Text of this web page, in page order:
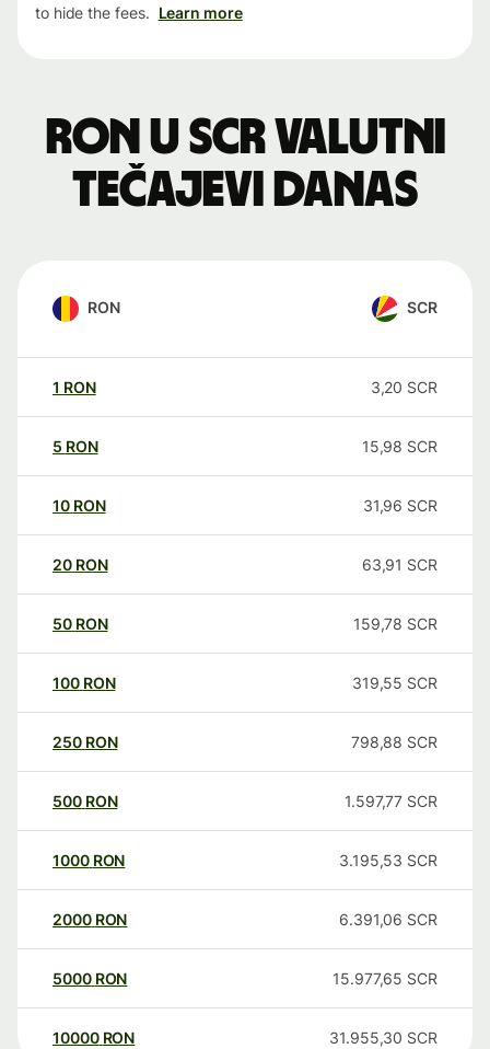
to hide the fees. Learn more
RON u SCR valutni
tečajevi danas
RON SCR
1 RON 3,20 SCR
5 RON 15,98 SCR
10 RON 31,96 SCR
20 RON 63,91 SCR
50 RON 159,78 SCR
100 RON 319,55 SCR
250 RON 798,88 SCR
500 RON 1.597,77 SCR
1000 RON 3.195,53 SCR
2000 RON 6.391,06 SCR
5000 RON 15.977,65 SCR
10000 RON 31.955,30 SCR